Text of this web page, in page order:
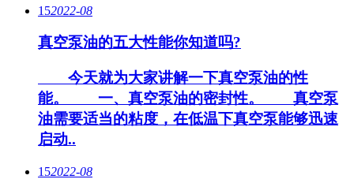
152022-08
真空泵油的五大性能你知道吗?
今天就为大家讲解一下真空泵油的性
能。 一、真空泵油的密封性。 真空泵
油需要适当的粘度，在低温下真空泵能够迅速
启动..
152022-08